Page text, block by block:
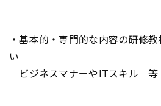
・基本的・専門的な内容の研修
い
ビジネスマナーやITスキル 等